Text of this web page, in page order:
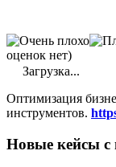
оценок нет)
Загрузка...
Оптимизация
инструментов.
Новые кейсы с